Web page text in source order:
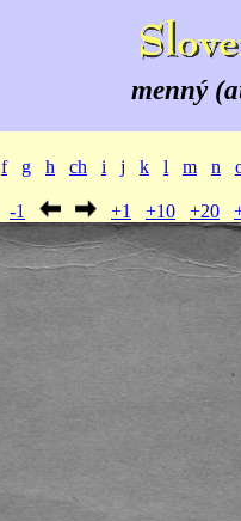
menný
f g h ch i j k l m n
-1 +1 +10 +20